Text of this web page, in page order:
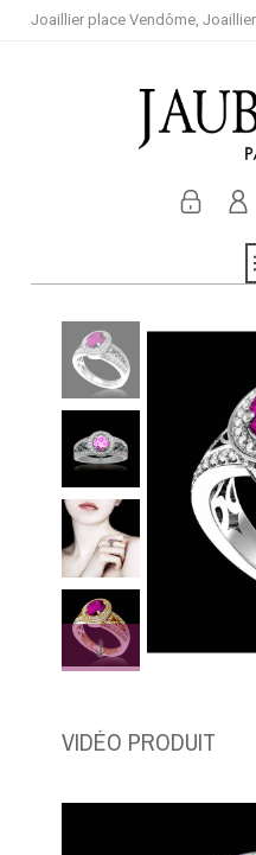
Joaillier place Vendôme,
VIDÉO PRODUIT